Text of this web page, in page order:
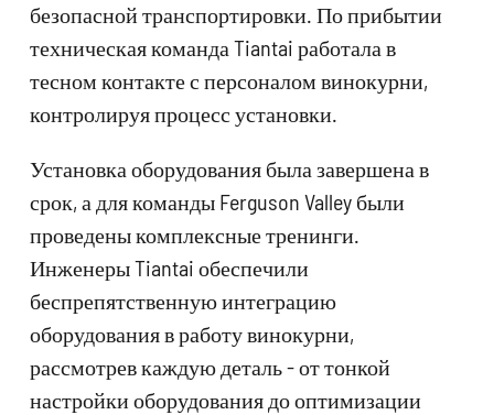
безопасной транспортировки. По прибытии
техническая команда Tiantai работала в
тесном контакте с персоналом винокурни,
контролируя процесс установки.
Установка оборудования была завершена в
срок, а для команды Ferguson Valley были
проведены комплексные тренинги.
Инженеры Tiantai обеспечили
беспрепятственную интеграцию
оборудования в работу винокурни,
рассмотрев каждую деталь - от тонкой
настройки оборудования до оптимизации